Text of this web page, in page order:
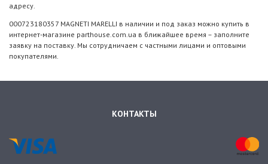
адресу.
000723180357 MAGNETI MARELLI в наличии и под заказ можно купить в
интернет-магазине parthouse.com.ua в ближайшее время – заполните
заявку на поставку. Мы сотрудничаем с частными лицами и оптовыми
покупателями.
КОНТАКТЫ